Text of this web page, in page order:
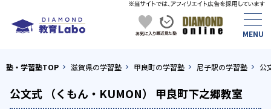
塾・学習塾TOP 滋賀県の学習塾 甲良町の学習塾 尼子駅の学習塾 公
公文式 （くもん・KUMON） 甲良町下之郷教室